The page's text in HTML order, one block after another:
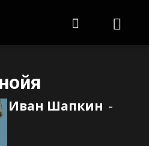
Иван Шапкин -